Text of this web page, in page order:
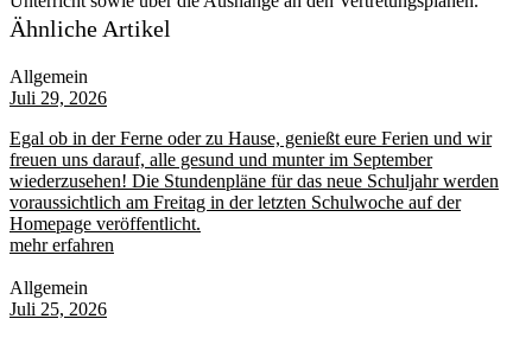
Ähnliche Artikel
Allgemein
Juli 29, 2026
Egal ob in der Ferne oder zu Hause, genießt eure Ferien und wir
freuen uns darauf, alle gesund und munter im September
wiederzusehen! Die Stundenpläne für das neue Schuljahr werden
voraussichtlich am Freitag in der letzten Schulwoche auf der
Homepage veröffentlicht.
mehr erfahren
Allgemein
Juli 25, 2026